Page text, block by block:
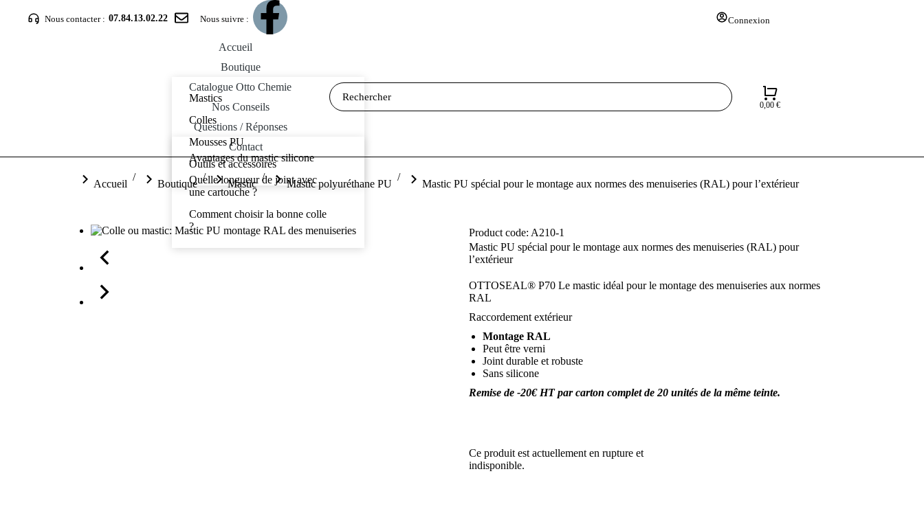
Nous contacter : 07.84.13.02.22 Nous suivre : Connexion
Accueil
Boutique
Mastics
Colles
Mousses PU
Outils et accessoires
Catalogue Otto Chemie
Nos Conseils
Questions / Réponses
Avantages du mastic silicone
Quelle longueur de joint avec
une cartouche ?
Comment choisir la bonne colle
?
Contact
0,00 €
Vous êtes ici :
Accueil Boutique Mastic Mastic polyuréthane PU Mastic PU spécial pour le montage aux normes des menuiseries (RAL) pour l’extérieur
Product code: A210-1
Mastic PU spécial pour le montage aux normes des menuiseries (RAL) pour
l’extérieur
OTTOSEAL® P70 Le mastic idéal pour le montage des menuiseries aux normes
RAL
Raccordement extérieur
Montage RAL
Peut être verni
Joint durable et robuste
Sans silicone
Remise de -20€ HT par carton complet de 20 unités de la même teinte.
Ce produit est actuellement en rupture et
indisponible.